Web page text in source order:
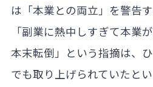
は「本業との両立」を警告
「副業に熱中しすぎて本業
本末転倒」という指摘は、
でも取り上げられていたとい